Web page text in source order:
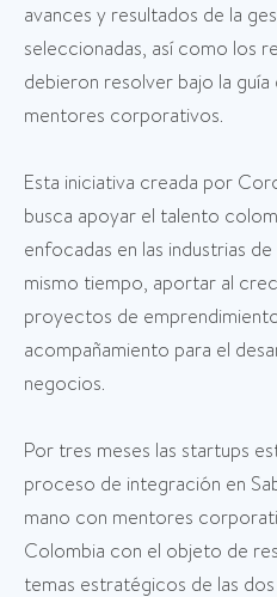
avances y resultados de la
seleccionadas, así como los
debieron resolver bajo la
mentores corporativos.
Esta iniciativa creada por
busca apoyar el talento
enfocadas en las industrias
mismo tiempo, aportar al
proyectos de
acompañamiento para el
negocios.
Por tres meses las startups
proceso de integración en
mano con mentores
Colombia con el objeto de
temas estratégicos de las